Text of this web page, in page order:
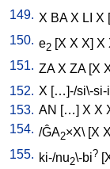
149. X BA X LI X [
150. e2 [X X X] X
151. ZA X ZA[X
152. X […]-/si\-si-
153. AN […] X X
154. /ĜA2×X\ [X X
155. ki-/nu2\-bi? [